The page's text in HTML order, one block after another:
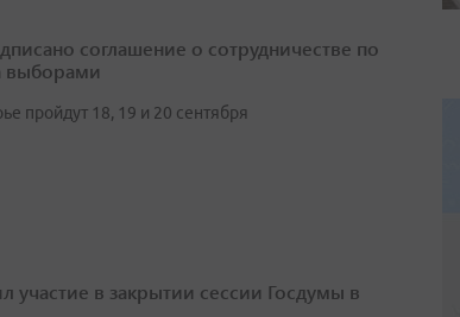
соглашение о сотрудничестве по
выборами
пройдут 18, 19 и 20 сентября
участие в закрытии сессии Госдумы в